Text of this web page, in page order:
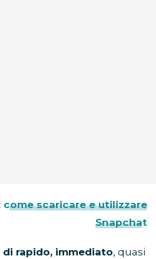
come scaricare e utilizzare
Snapchat
di rapido, immediato, quasi